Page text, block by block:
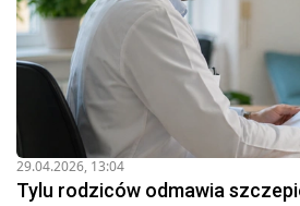
29.04.2026, 13:04
Tylu rodziców odmawia